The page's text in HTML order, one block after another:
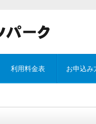
利用料金表 お申込み